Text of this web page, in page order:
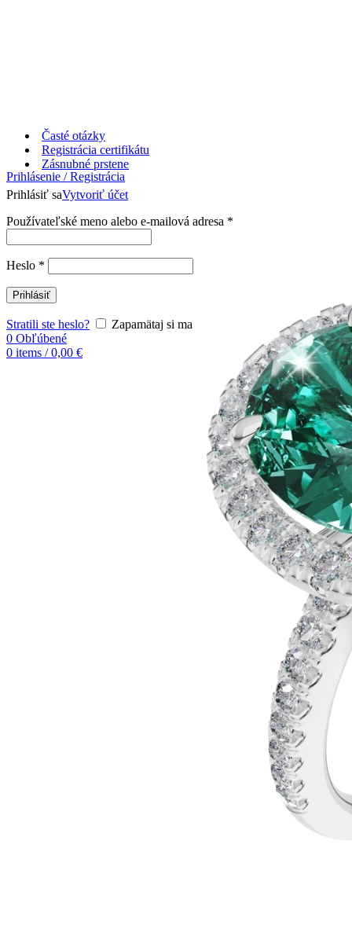
Časté otázky
Registrácia certifikátu
Prihlásenie / Registrácia
Prihlásiť saVytvoriť účet
Používateľské meno alebo e-mailová adresa *
Heslo *
Prihlásiť
Stratili ste heslo?
Zapamätaj si ma
0 Obľúbené
0 items / 0,00 €
Zásnubné prstene